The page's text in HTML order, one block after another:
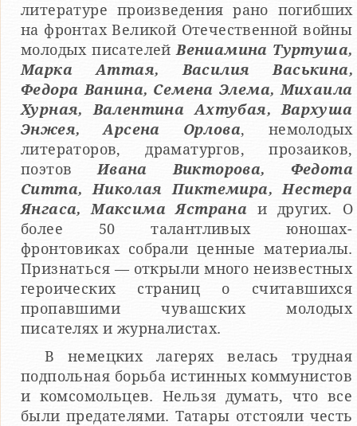
литературе произведения рано погибших
на фронтах Великой Отечественной войны
молодых писателей Вениамина Туртуша,
Марка Аттая, Василия Васькина,
Федора Ванина, Семена Элема, Михаила
Хурная, Валентина Ахтубая, Вархуша
Энжея, Арсена Орлова, немолодых
литераторов, драматургов, прозаиков,
поэтов Ивана Викторова, Федота
Ситта, Николая Пиктемира, Нестера
Янгаса, Максима Ястрана и других. О
более 50 талантливых юношах-
фронтовиках собрали ценные материалы.
Признаться — открыли много неизвестных
героических страниц о считавшихся
пропавшими чувашских молодых
писателях и журналистах.
В немецких лагерях велась трудная
подпольная борьба истинных коммунистов
и комсомольцев. Нельзя думать, что все
были предателями. Татары отстояли честь